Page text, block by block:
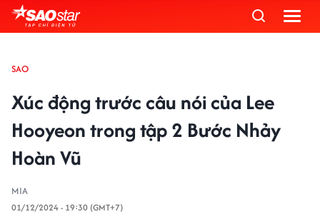
SAO
Xúc động trước câu nói của Lee
Hooyeon trong tập 2 Bước Nhảy
Hoàn Vũ
MIA
01/12/2024 - 19:30 (GMT+7)